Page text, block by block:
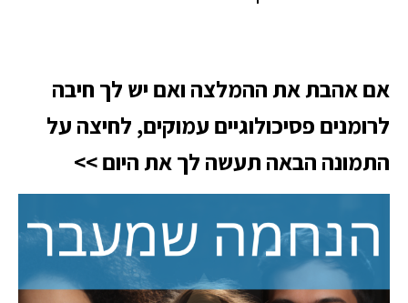
אם אהבת את ההמלצה ואם יש לך חיבה
לרומנים פסיכולוגיים עמוקים, לחיצה על
התמונה הבאה תעשה לך את היום >>